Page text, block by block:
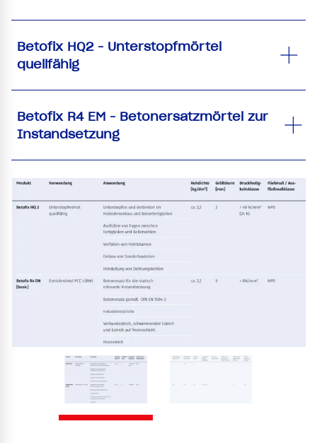
Betofix HQ2 - Unterstopfmörtel
quellfähig
Betofix R4 EM - Betonersatzmörtel zur
Instandsetzung